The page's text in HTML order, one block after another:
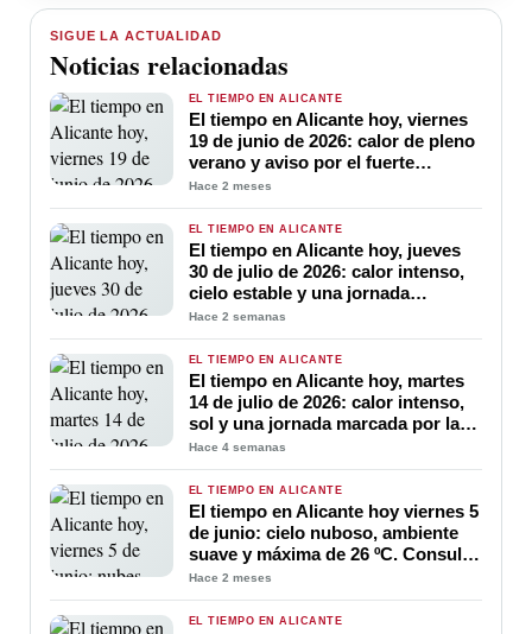
SIGUE LA ACTUALIDAD
Noticias relacionadas
EL TIEMPO EN ALICANTE
El tiempo en Alicante hoy, viernes
19 de junio de 2026: calor de pleno
verano y aviso por el fuerte
ascenso de temperaturas
Hace 2 meses
EL TIEMPO EN ALICANTE
El tiempo en Alicante hoy, jueves
30 de julio de 2026: calor intenso,
cielo estable y una jornada
marcada por las altas temperaturas
Hace 2 semanas
EL TIEMPO EN ALICANTE
El tiempo en Alicante hoy, martes
14 de julio de 2026: calor intenso,
sol y una jornada marcada por las
altas temperaturas
Hace 4 semanas
EL TIEMPO EN ALICANTE
El tiempo en Alicante hoy viernes 5
de junio: cielo nuboso, ambiente
suave y máxima de 26 ºC. Consulta
la previsión por horas.
Hace 2 meses
EL TIEMPO EN ALICANTE